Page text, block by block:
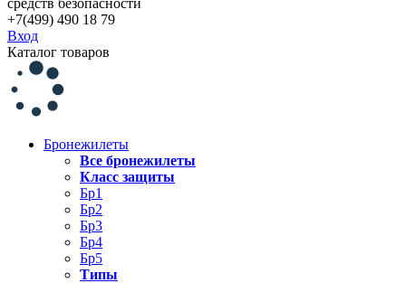
средств безопасности
+7(499) 490 18 79
Вход
Каталог товаров
Бронежилеты
Все бронежилеты
Класс защиты
Бр1
Бр2
Бр3
Бр4
Бр5
Типы